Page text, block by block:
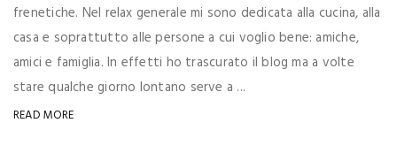
frenetiche. Nel relax generale mi sono dedicata alla cucina, alla
casa e soprattutto alle persone a cui voglio bene: amiche,
amici e famiglia. In effetti ho trascurato il blog ma a volte
stare qualche giorno lontano serve a ...
READ MORE